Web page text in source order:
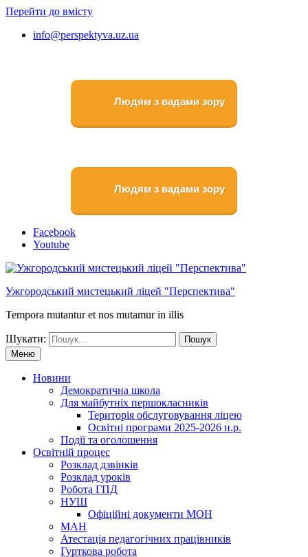
Перейти до вмісту
info@perspektyva.uz.ua
Людям з вадами зору
Людям з вадами зору
Faceboоk
Youtube
Ужгородський мистецький ліцей "Перспектива"
Tempora mutantur et nos mutamur in illis
Шукати:
Меню
Новини
Демократична школа
Для майбутніх першокласників
Територія обслуговування ліцею
Освітні програми 2025-2026 н.р.
Події та оголошення
Освітній процес
Розклад дзвінків
Розклад уроків
Робота ГПД
НУШ
Офіційні документи МОН
МАН
Атестація педагогічних працівників
Гурткова робота